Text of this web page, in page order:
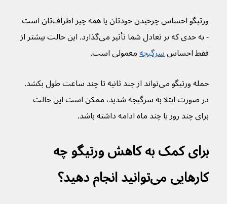
ورتیگو احساس چرخیدن خودتان یا همه چیز اطراف‌تان است
- به حدی که بر تعادل شما تأثیر می‌گذارد. این حالت بیشتر از
فقط احساس سرگیجه معمولی است.
حمله ورتیگو می‌تواند از چند ثانیه تا چند ساعت طول بکشد.
در صورت ابتلا به سرگیجه شدید، ممکن است این حالت
برای چند روز یا چند ماه ادامه داشته باشد.
برای کمک به کاهش ورتیگو چه
کارهایی می‌توانید انجام دهید؟